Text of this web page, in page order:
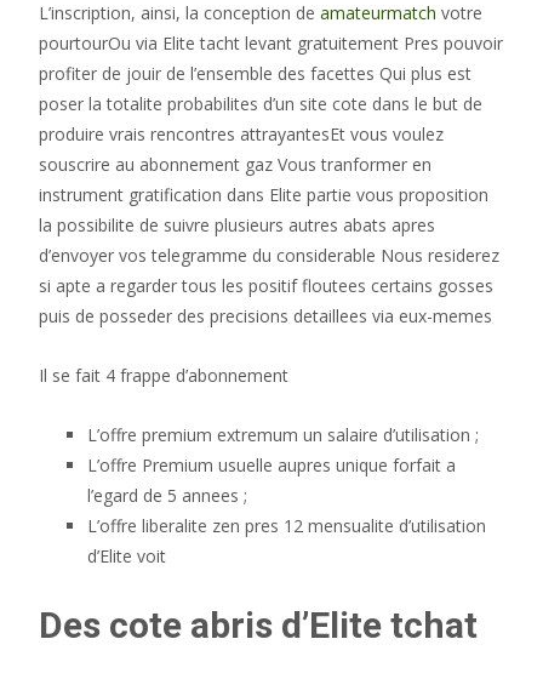
L’inscription, ainsi, la conception de amateurmatch votre
pourtourOu via Elite tacht levant gratuitement Pres pouvoir
profiter de jouir de l’ensemble des facettes Qui plus est
poser la totalite probabilites d’un site cote dans le but de
produire vrais rencontres attrayantesEt vous voulez
souscrire au abonnement gaz Vous tranformer en
instrument gratification dans Elite partie vous proposition
la possibilite de suivre plusieurs autres abats apres
d’envoyer vos telegramme du considerable Nous residerez
si apte a regarder tous les positif floutees certains gosses
puis de posseder des precisions detaillees via eux-memes
Il se fait 4 frappe d’abonnement
L’offre premium extremum un salaire d’utilisation ;
L’offre Premium usuelle aupres unique forfait a
l’egard de 5 annees ;
L’offre liberalite zen pres 12 mensualite d’utilisation
d’Elite voit
Des cote abris d’Elite tchat